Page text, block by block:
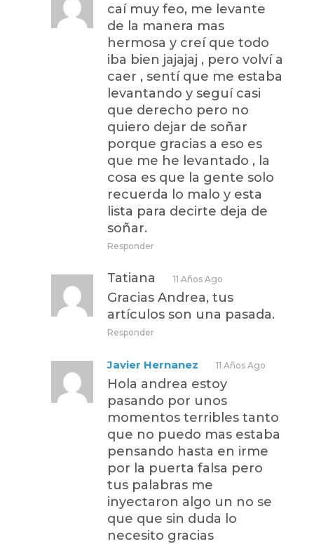
caí muy feo, me levante
de la manera mas
hermosa y creí que todo
iba bien jajajaj , pero volví a
caer , sentí que me estaba
levantando y seguí casi
que derecho pero no
quiero dejar de soñar
porque gracias a eso es
que me he levantado , la
cosa es que la gente solo
recuerda lo malo y esta
lista para decirte deja de
soñar.
Responder
Tatiana 11 Años Ago
Gracias Andrea, tus
artículos son una pasada.
Responder
Javier Hernanez 11 Años Ago
Hola andrea estoy
pasando por unos
momentos terribles tanto
que no puedo mas estaba
pensando hasta en irme
por la puerta falsa pero
tus palabras me
inyectaron algo un no se
que que sin duda lo
necesito gracias